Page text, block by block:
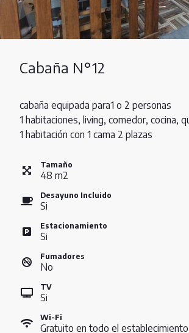
Cabaña N°12
cabaña equipada para1 o 2 personas
1 habitaciones, living, comedor, cocina,
1 habitación con 1 cama 2 plazas
Tamaño
48 m2
Desayuno Incluido
Si
Estacionamiento
Si
Fumadores
No
TV
Si
Wi-Fi
Gratuito en todo el establecimiento.